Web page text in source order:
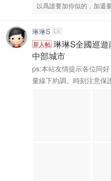
以爲誰要加你似的，加還
琳琳S Lv.
新人帖 琳琳S全國巡
中部城市
ps:本站友情提示各位同
量線下約調。時刻注意保